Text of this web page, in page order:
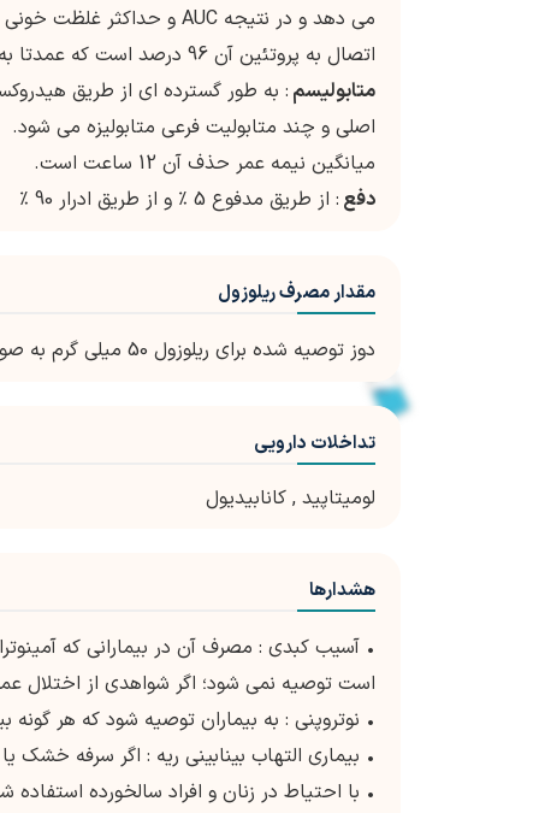
می دهد و در نتیجه AUC و حداکثر غلظت خونی کاهش می یابد.
اتصال به پروتئین آن 96 درصد است که عمدتا به آلبومین و لیپوپروتئین است.
متابولیسم
اصلی و چند متابولیت فرعی متابولیزه می شود.
میانگین نیمه عمر حذف آن 12 ساعت است.
دفع : از طریق مدفوع 5 ٪ و از طریق ادرار 90 ٪
مقدار مصرف ریلوزول
دوز توصیه شده برای ریلوزول 50 میلی گرم به صورت خوراکی دو بار در روز است.
تداخلات دارویی
لومیتاپید , کانابیدیول
هشدارها
است توصیه نمی شود؛ اگر شواهدی از اختلال
• نوتروپنی : به بیماران توصیه شود که هر
• بیماری التهاب بینابینی ریه : اگر سرفه
• با احتیاط در زنان و افراد سالخورده